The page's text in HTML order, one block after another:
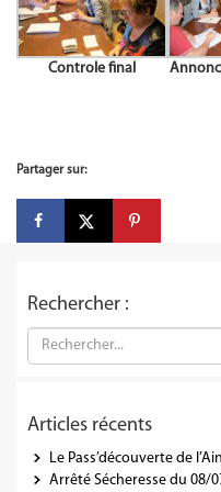
Controle final
Partager sur:
Rechercher :
Articles récents
Le Pass’découverte de l’Ain
Arrêté Sécheresse du 08/